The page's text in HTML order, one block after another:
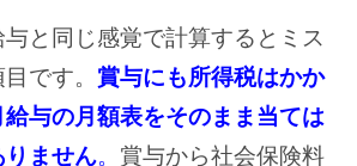
と同じ感覚で計算するとミス
です。 賞与にも所得税はかか
給与の月額表をそのまま当ては
りません。 賞与から社会保険料